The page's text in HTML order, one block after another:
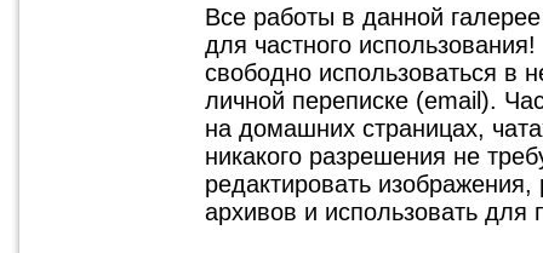
Все работы в данной
для частного
свободно использоваться в
личной переписке (email).
на домашних страницах,
никакого разрешения не
редактировать изображения,
архивов и использовать для